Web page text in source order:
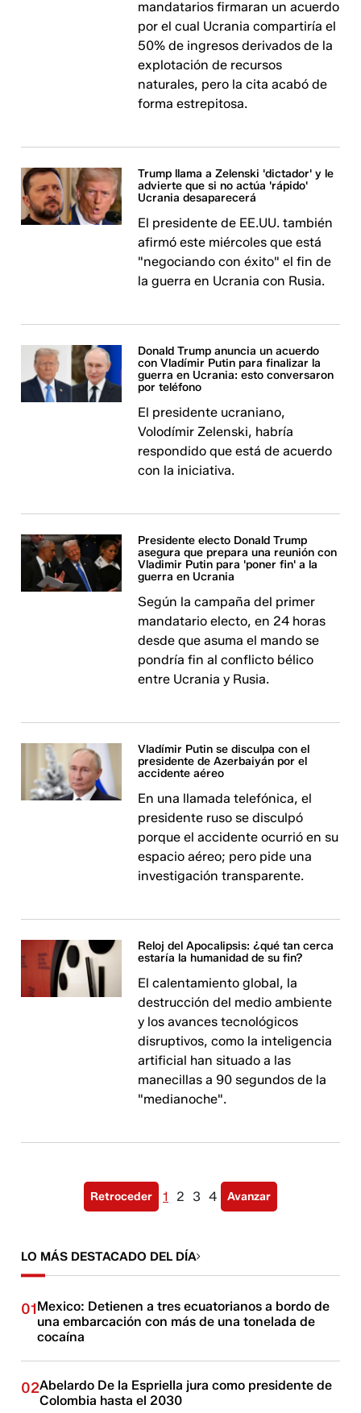
mandatarios firmaran un acuerdo
por el cual Ucrania compartiría el
50% de ingresos derivados de la
explotación de recursos
naturales, pero la cita acabó de
forma estrepitosa.
Trump llama a Zelenski 'dictador' y le
advierte que si no actúa 'rápido'
Ucrania desaparecerá
El presidente de EE.UU. también
afirmó este miércoles que está
"negociando con éxito" el fin de
la guerra en Ucrania con Rusia.
Donald Trump anuncia un acuerdo
con Vladímir Putin para finalizar la
guerra en Ucrania: esto conversaron
por teléfono
El presidente ucraniano,
Volodímir Zelenski, habría
respondido que está de acuerdo
con la iniciativa.
Presidente electo Donald Trump
asegura que prepara una reunión con
Vladimir Putin para 'poner fin' a la
guerra en Ucrania
Según la campaña del primer
mandatario electo, en 24 horas
desde que asuma el mando se
pondría fin al conflicto bélico
entre Ucrania y Rusia.
Vladímir Putin se disculpa con el
presidente de Azerbaiyán por el
accidente aéreo
En una llamada telefónica, el
presidente ruso se disculpó
porque el accidente ocurrió en su
espacio aéreo; pero pide una
investigación transparente.
Reloj del Apocalipsis: ¿qué tan cerca
estaría la humanidad de su fin?
El calentamiento global, la
destrucción del medio ambiente
y los avances tecnológicos
disruptivos, como la inteligencia
artificial han situado a las
manecillas a 90 segundos de la
"medianoche".
Retroceder 1 2 3 4 Avanzar
LO MÁS DESTACADO DEL DÍA
01Mexico: Detienen a tres ecuatorianos a bordo de
una embarcación con más de una tonelada de
cocaína
02Abelardo De la Espriella jura como presidente de
Colombia hasta el 2030